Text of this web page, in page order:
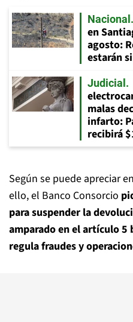
Nacional
en
agosto:
estarán
Judicial
malas
infarto:
recibirá
Según se puede apreciar
ello, el Banco Consorcio
para suspender la
amparado en el artículo 5
regula fraudes y